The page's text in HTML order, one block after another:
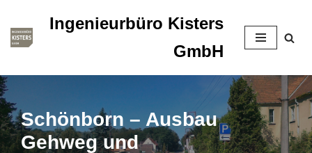
Zum
springen
Ingenieurbüro Kisters
GmbH
Schönborn – Ausbau
Gehweg und